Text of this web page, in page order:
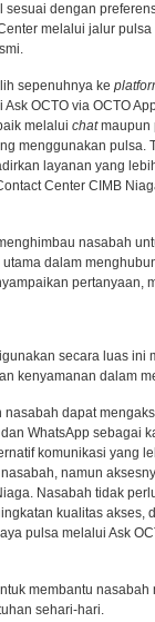
dengan
melalui jalur
sepenuhnya ke
OCTO via OCTO
melalui chatmaupun
menggunakan pulsa.
layanan yang
Center CIMB
nasabah
dalam
pertanyaan,
secara luas ini
kenyamanan dalam
dapat
WhatsApp sebagai
komunikasi yang
namun
Nasabah tidak
kualitas akses,
pulsa melalui Ask
membantu
sehari-hari.